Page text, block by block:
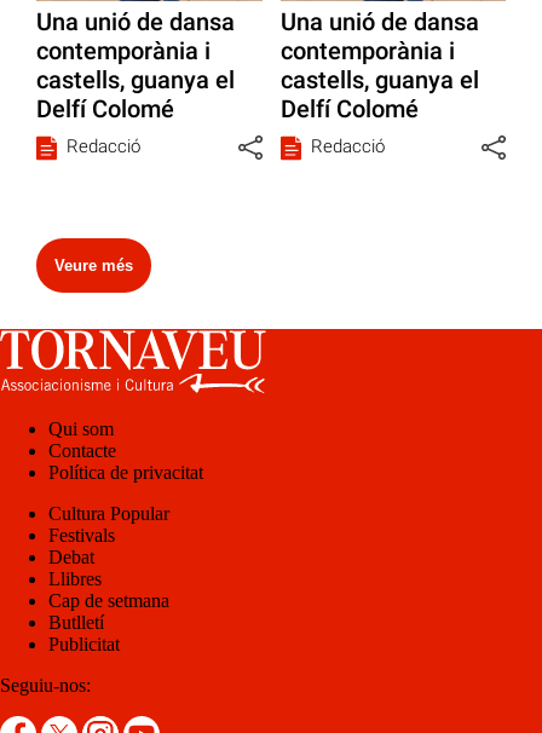
Una unió de dansa
contemporània i
castells, guanya el
Delfí Colomé
Redacció
Una unió de dansa
contemporània i
castells, guanya el
Delfí Colomé
Redacció
Veure més
Qui som
Contacte
Política de privacitat
Cultura Popular
Festivals
Debat
Llibres
Cap de setmana
Butlletí
Publicitat
Seguiu-nos: